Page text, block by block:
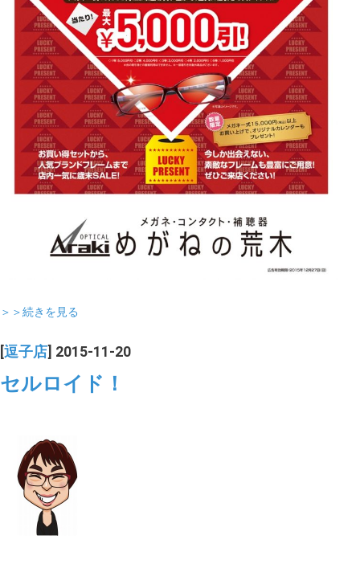
＞＞続きを見る
逗子店 ] 2015-11-20
セルロイド！